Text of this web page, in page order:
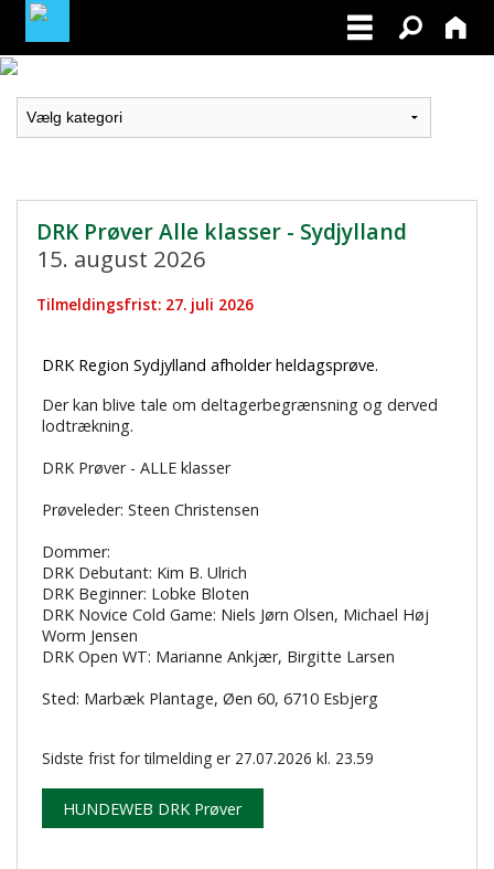
LOGIN / PROFIL
DRK Prøver Alle klasser - Sydjylland
15. august 2026
Tilmeldingsfrist: 27. juli 2026
DRK Region Sydjylland afholder heldagsprøve.
Der kan blive tale om deltagerbegrænsning og derved
lodtrækning.
DRK Prøver - ALLE klasser
Prøveleder: Steen Christensen
Dommer:
DRK Debutant: Kim B. Ulrich
DRK Beginner: Lobke Bloten
DRK Novice Cold Game: Niels Jørn Olsen, Michael Høj
Worm Jensen
DRK Open WT: Marianne Ankjær, Birgitte Larsen
Sted: Marbæk Plantage, Øen 60, 6710 Esbjerg
Sidste frist for tilmelding er 27.07.2026 kl. 23.59
HUNDEWEB DRK Prøver